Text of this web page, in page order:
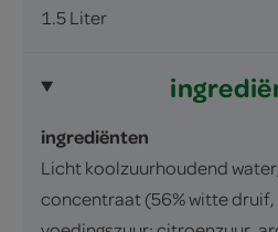
1.5 Liter
ingrediënten
Licht koolzuurhoudend
concentraat (56% witte